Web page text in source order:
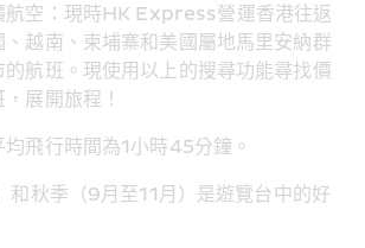
航空：現時HK Express營運香港往返
、越南、柬埔寨和美國屬地馬里安納群
的航班。現使用以上的搜尋功能尋找價
展開旅程！
飛行時間為1小時45分鐘。
和秋季（9月至11月）是遊覽台中的好